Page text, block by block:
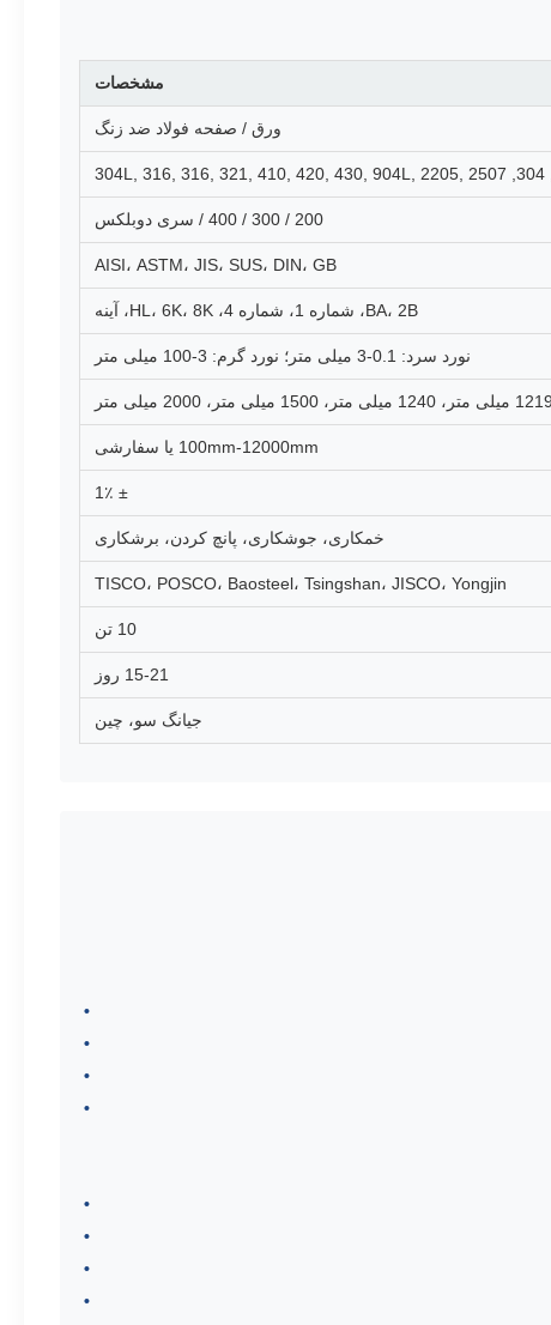
مشخصات
ورق / صفحه فولاد ضد زنگ
200 / 300 / 400 / سری دوبلکس
AISI، ASTM، JIS، SUS، DIN، GB
BA، 2B، شماره 1، شماره 4، HL، 6K، 8K، آینه
نورد سرد: 0.1-3 میلی متر؛ نورد گرم: 3-100 میلی متر
100mm-12000mm یا سفارشی
± 1٪
خمکاری، جوشکاری، پانچ کردن، برشکاری
TISCO، POSCO، Baosteel، Tsingshan، JISCO، Yongjin
10 تن
15-21 روز
جیانگ سو، چین